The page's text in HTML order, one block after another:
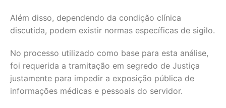
Além disso, dependendo da condição clínica
discutida, podem existir normas específicas de sigilo.
No processo utilizado como base para esta análise,
foi requerida a tramitação em segredo de Justiça
justamente para impedir a exposição pública de
informações médicas e pessoais do servidor.